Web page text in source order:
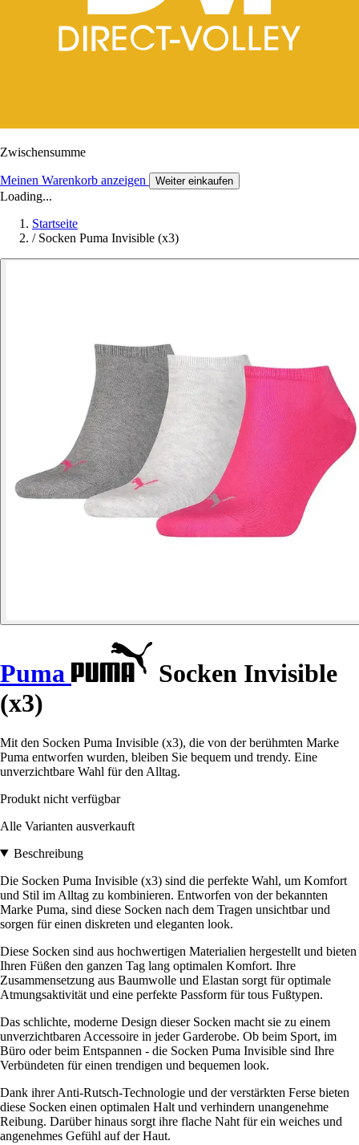
Zwischensumme
Meinen Warenkorb anzeigen Weiter einkaufen
Loading...
Startseite
/ Socken Puma Invisible (x3)
Puma
Socken Invisible
(x3)
Mit den Socken Puma Invisible (x3), die von der berühmten Marke
Puma entworfen wurden, bleiben Sie bequem und trendy. Eine
unverzichtbare Wahl für den Alltag.
Produkt nicht verfügbar
Alle Varianten ausverkauft
Beschreibung
Die Socken Puma Invisible (x3) sind die perfekte Wahl, um Komfort
und Stil im Alltag zu kombinieren. Entworfen von der bekannten
Marke Puma, sind diese Socken nach dem Tragen unsichtbar und
sorgen für einen diskreten und eleganten look.
Diese Socken sind aus hochwertigen Materialien hergestellt und bieten
Ihren Füßen den ganzen Tag lang optimalen Komfort. Ihre
Zusammensetzung aus Baumwolle und Elastan sorgt für optimale
Atmungsaktivität und eine perfekte Passform für tous Fußtypen.
Das schlichte, moderne Design dieser Socken macht sie zu einem
unverzichtbaren Accessoire in jeder Garderobe. Ob beim Sport, im
Büro oder beim Entspannen - die Socken Puma Invisible sind Ihre
Verbündeten für einen trendigen und bequemen look.
Dank ihrer Anti-Rutsch-Technologie und der verstärkten Ferse bieten
diese Socken einen optimalen Halt und verhindern unangenehme
Reibung. Darüber hinaus sorgt ihre flache Naht für ein weiches und
angenehmes Gefühl auf der Haut.